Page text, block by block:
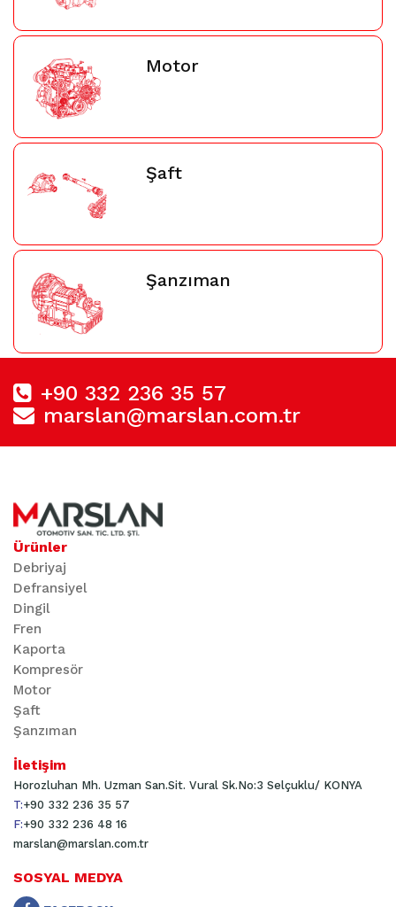
Motor
Şaft
Şanzıman
+90 332 236 35 57
marslan@marslan.com.tr
Ürünler
Debriyaj
Defransiyel
Dingil
Fren
Kaporta
Kompresör
Motor
Şaft
Şanzıman
İletişim
Horozluhan Mh. Uzman San.Sit. Vural Sk.No:3 Selçuklu/ KONYA
T:+90 332 236 35 57
F:+90 332 236 48 16
marslan@marslan.com.tr
SOSYAL MEDYA